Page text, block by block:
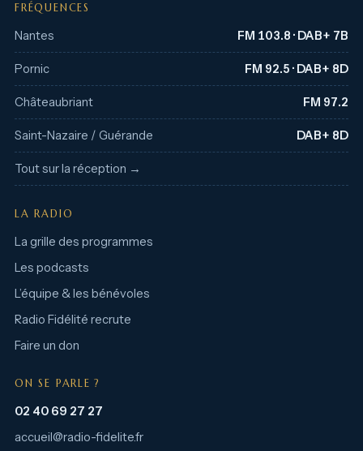
FRÉQUENCES
Nantes FM 103.8 · DAB+ 7B
Pornic FM 92.5 · DAB+ 8D
Châteaubriant FM 97.2
Saint-Nazaire / Guérande DAB+ 8D
Tout sur la réception →
LA RADIO
La grille des programmes
Les podcasts
L’équipe & les bénévoles
Radio Fidélité recrute
Faire un don
ON SE PARLE ?
02 40 69 27 27
accueil@radio-fidelite.fr